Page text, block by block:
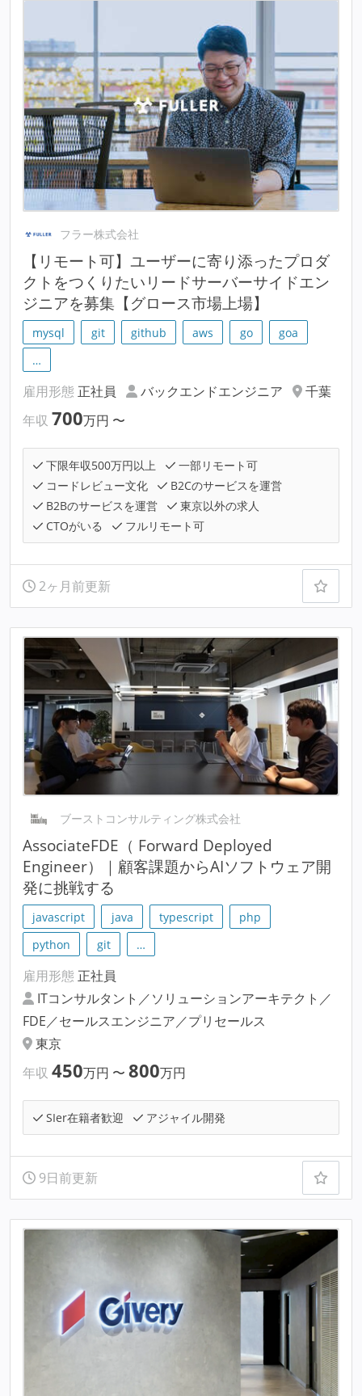
フラー株式会社
【リモート可】ユーザーに寄り添ったプロダ
クトをつくりたいリードサーバーサイドエン
ジニアを募集【グロース市場上場】
mysql git github aws go
goa
…
雇用形態 正社員 バックエンドエンジニア
千葉
年収 700万円 〜
下限年収500万円以上
一部リモート可
コードレビュー文化
B2Cのサービスを運営
B2Bのサービスを運営
東京以外の求人
CTOがいる
フルリモート可
2ヶ月前更新
ブーストコンサルティング株式会社
AssociateFDE（ Forward Deployed
Engineer）｜顧客課題からAIソフトウェア開
発に挑戦する
javascript java typescript
php
python
git …
雇用形態 正社員
ITコンサルタント／ソリューションアーキテクト／
FDE／セールスエンジニア／プリセールス
東京
年収 450万円 〜 800万円
SIer在籍者歓迎 アジャイル開発
9日前更新